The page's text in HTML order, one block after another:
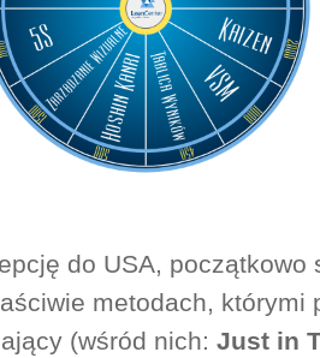
do USA, początkowo
metodach, którymi
(wśród nich: Just in